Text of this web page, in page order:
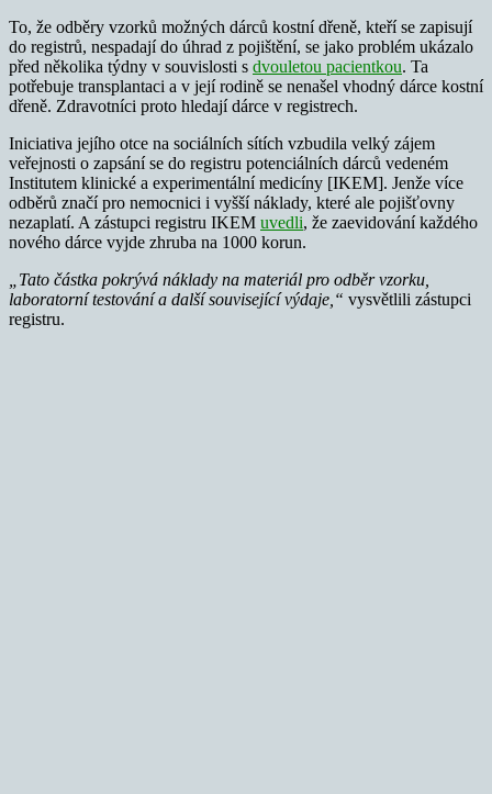
To, že odběry vzorků možných dárců kostní dřeně, kteří se zapisují
do registrů, nespadají do úhrad z pojištění, se jako problém ukázalo
před několika týdny v souvislosti s dvouletou pacientkou. Ta
potřebuje transplantaci a v její rodině se nenašel vhodný dárce kostní
dřeně. Zdravotníci proto hledají dárce v registrech.
Iniciativa jejího otce na sociálních sítích vzbudila velký zájem
veřejnosti o zapsání se do registru potenciálních dárců vedeném
Institutem klinické a experimentální medicíny [IKEM]. Jenže více
odběrů značí pro nemocnici i vyšší náklady, které ale pojišťovny
nezaplatí. A zástupci registru IKEM uvedli, že zaevidování každého
nového dárce vyjde zhruba na 1000 korun.
„Tato částka pokrývá náklady na materiál pro odběr vzorku,
laboratorní testování a další související výdaje,“ vysvětlili zástupci
registru.